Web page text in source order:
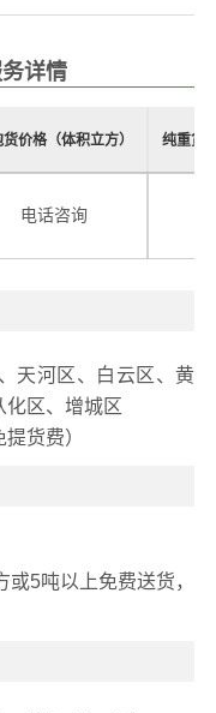
详情
价格（体积立方） 纯重货
电话咨询
天河区、白云区、黄
化区、增城区
货费）
或5吨以上免费送货，